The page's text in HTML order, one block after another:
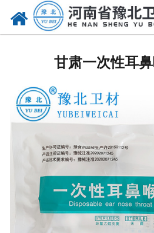
网站
甘肃
甘肃
甘肃一次性耳